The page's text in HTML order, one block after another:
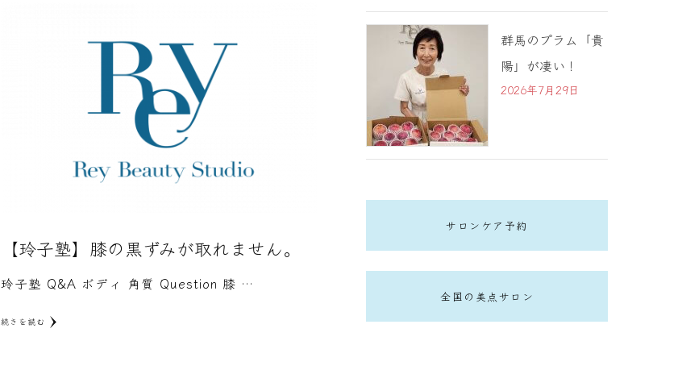
【玲子塾】膝の黒ずみが取れません。
玲子塾 Q&A ボディ 角質 Question 膝 …
続きを読む
群馬のプラム「貴
陽」が凄い！
2026年7月29日
サロンケア予約
全国の美点サロン